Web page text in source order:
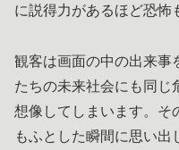
に説得力があるほど恐怖
観客は画面の中の出来事
たちの未来社会にも同じ
想像してしまいます。そ
もふとした瞬間に思い出